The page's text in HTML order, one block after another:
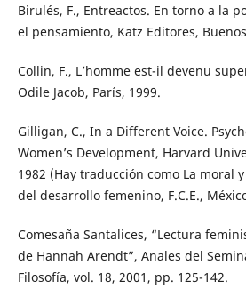
Birulés, F., Entreactos. En torno a la
el pensamiento, Katz Editores,
Collin, F., L’homme est-il devenu
Odile Jacob, París, 1999.
Gilligan, C., In a Different Voice.
Women’s Development, Harvard
1982 (Hay traducción como La moral
del desarrollo femenino, F.C.E.,
Comesaña Santalices, “Lectura
de Hannah Arendt”, Anales del
Filosofía, vol. 18, 2001, pp. 125-142.